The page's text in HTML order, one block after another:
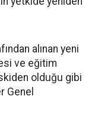
alınan yeni
ve eğitim
olduğu gibi
Genel